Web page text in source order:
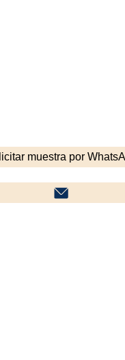
muestra por